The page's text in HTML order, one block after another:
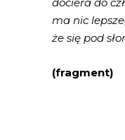
ma nic
że się pod
(fragment)